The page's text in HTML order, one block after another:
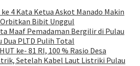
ke 4 Kata Ketua Askot Manado Makin
Bibit Unggul
Maaf Pemadaman Bergilir di Pulau
Dua PLTD Pulih Total
ke- 81 RI, 100 % Rasio Desa
Setelah Kabel Laut Listriki Pulau